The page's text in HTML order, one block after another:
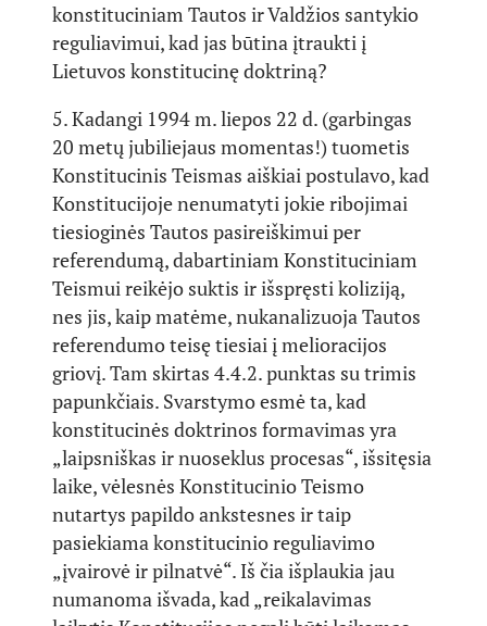
konstituciniam Tautos ir Valdžios santykio
reguliavimui, kad jas būtina įtraukti į
Lietuvos konstitucinę doktriną?
5. Kadangi 1994 m. liepos 22 d. (garbingas
20 metų jubiliejaus momentas!) tuometis
Konstitucinis Teismas aiškiai postulavo, kad
Konstitucijoje nenumatyti jokie ribojimai
tiesioginės Tautos pasireiškimui per
referendumą, dabartiniam Konstituciniam
Teismui reikėjo suktis ir išspręsti koliziją,
nes jis, kaip matėme, nukanalizuoja Tautos
referendumo teisę tiesiai į melioracijos
griovį. Tam skirtas 4.4.2. punktas su trimis
papunkčiais. Svarstymo esmė ta, kad
konstitucinės doktrinos formavimas yra
„laipsniškas ir nuoseklus procesas“, išsitęsia
laike, vėlesnės Konstitucinio Teismo
nutartys papildo ankstesnes ir taip
pasiekiama konstitucinio reguliavimo
„įvairovė ir pilnatvė“. Iš čia išplaukia jau
numanoma išvada, kad „reikalavimas